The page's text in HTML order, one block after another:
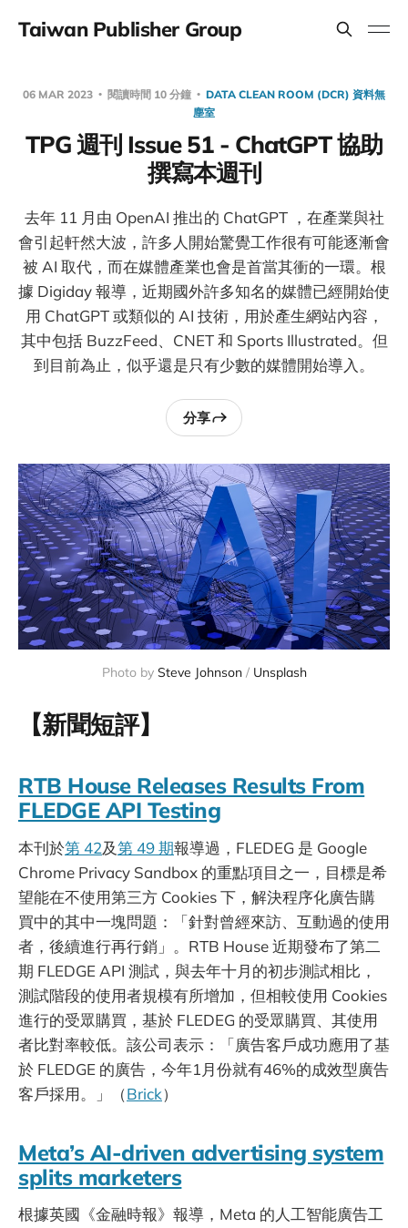
Taiwan Publisher Group
06 MAR 2023 閱讀時間 10 分鐘
DATA CLEAN ROOM (DCR) 資料無
塵室
TPG 週刊 Issue 51 - ChatGPT 協助
撰寫本週刊
去年 11 月由 OpenAI 推出的 ChatGPT ，在產業與社
會引起軒然大波，許多人開始驚覺工作很有可能逐漸會
被 AI 取代，而在媒體產業也會是首當其衝的一環。根
據 Digiday 報導，近期國外許多知名的媒體已經開始使
用 ChatGPT 或類似的 AI 技術，用於產生網站內容，
其中包括 BuzzFeed、CNET 和 Sports Illustrated。但
到目前為止，似乎還是只有少數的媒體開始導入。
分享
Photo by Steve Johnson/ Unsplash
【新聞短評】
RTB House Releases Results From
FLEDGE API Testing
本刊於第 42及第 49 期報導過，FLEDEG 是 Google
Chrome Privacy Sandbox 的重點項目之一，目標是希
望能在不使用第三方 Cookies 下，解決程序化廣告購
買中的其中一塊問題：「針對曾經來訪、互動過的使用
者，後續進行再行銷」。RTB House 近期發布了第二
期 FLEDGE API 測試，與去年十月的初步測試相比，
測試階段的使用者規模有所增加，但相較使用 Cookies
進行的受眾購買，基於 FLEDEG 的受眾購買、其使用
者比對率較低。該公司表示：「廣告客戶成功應用了基
於 FLEDGE 的廣告，今年1月份就有46%的成效型廣告
客戶採用。」（Brick）
Meta’s AI-driven advertising system
splits marketers
根據英國《金融時報》報導，Meta 的人工智能廣告工